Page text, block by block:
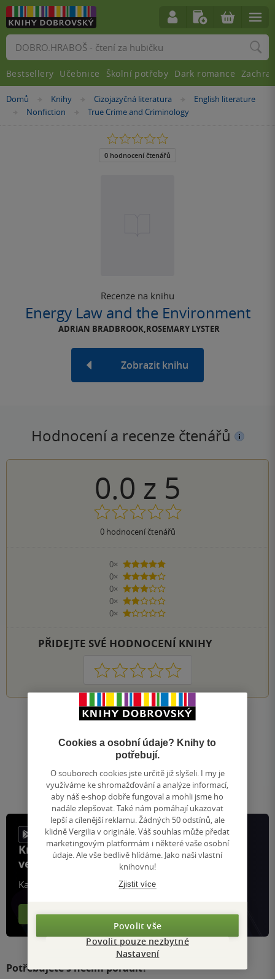
Nacházíte
Domů »Knihy »Cizojazyčná literatura »English literature
»
Nonfiction »
True Crime and Criminology
Recenze na knihu
Energy Law and the Environment
ADRIAN BRADBROOK,ROSEMARY LYSTER
Zobrazit knihu
0.0
z
5
0 hodnocení čtenářů
Hodnocení a recenze čtenářů
0.0 z 5
0hodnocení čtenářů
0×
5 hvězdiček
0×
4 hvězdičky
0×
3 hvězdičky
0×
2 hvězdičky
0×
1 hvezdička
PŘIDEJTE SVÉ HODNOCENÍ KNIHY
1 2 3 4 5
Nahoru
Zobrazeno 20 z 20
1
Přejít
na
stránku
/ 1
Vyhledávání
Bestsellery Učebnice Školní potřeby Dark romance
Knihy, recenze a klubové výhody
ve vaší kapse a naší appce KDčko
Každý měsíc společně přečteme tisíce knih
Více o aplikaci Více o klubu
Potřebujete s něčím poradit?
Cookies a osobní údaje? Knihy to
potřebují.
O souborech cookies jste určitě již slyšeli. I my je
využíváme ke shromažďování a analýze informací,
aby náš e-shop dobře fungoval a mohli jsme ho
nadále zlepšovat. Také nám pomáhají ukazovat
lepší a cílenější reklamu. Žádných 50 odstínů, ale
klidně Vergilia v originále. Váš souhlas může předat
marketingovým platformám i některé vaše osobní
údaje. Ale vše bedlivě hlídáme. Jako naši vlastní
knihovnu!
Zjistit více
Povolit vše
Povolit pouze nezbytné
Nastavení